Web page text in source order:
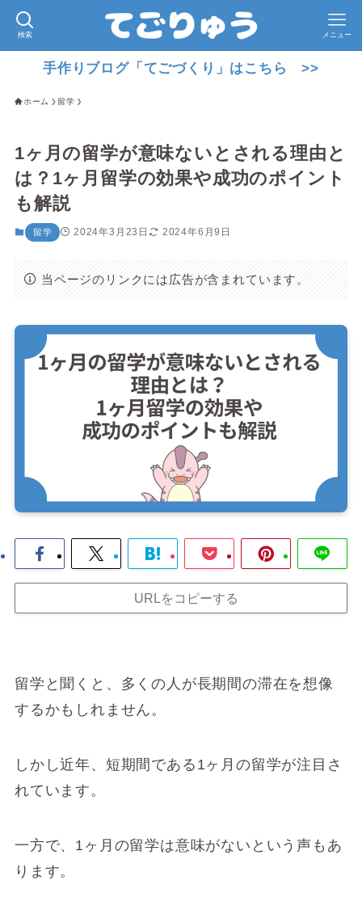
検索 メニュー
手作りブログ「てごづくり」はこちら >>
ホーム 留学
1ヶ月の留学が意味ないとされる理由と
は？1ヶ月留学の効果や成功のポイント
も解説
留学 2024年3月23日 2024年6月9日
当ページのリンクには広告が含まれています。
URLをコピーする
留学と聞くと、多くの人が長期間の滞在を想像
するかもしれません。
しかし近年、短期間である1ヶ月の留学が注目さ
れています。
一方で、1ヶ月の留学は意味がないという声もあ
ります。